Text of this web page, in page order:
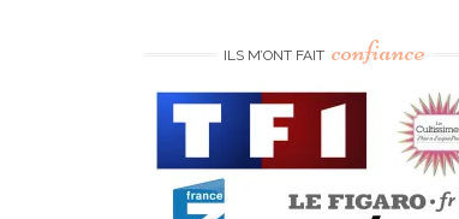
ILS M’ONT FAIT confiance